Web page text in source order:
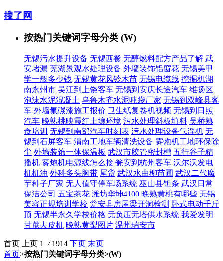
搜了网
按热门关键词字母分类 (W)
无锡污水提升设备 无锡西餐 无醇燃料配方产品了解 武
安堵漏 芜湖景观水处理设备 外墙装饰铝窗花 无锡美甲
学一般多少钱 无锡黄花风铃木苗 无锡电缆线 挖掘机湖
南永州市 吴江到上饶客车 无锡到安庆长途汽车 维扬区
泡沫水泥混凝土 乌鲁木齐水泥吨袋厂家 无锡到双峰县客
车 外墙氟碳漆施工报价 卫生纸复卷机视频 无锡到日照
汽车 晚熟桃映霞红土壤环境 污水处理斜板填料 吴桥熟
食培训 无锡到南部汽车时刻表 污水处理设备气浮机 无
锡到石屏客车 渭南工地车辆清洗设备 雾炮机工地环保除
尘 外墙装饰一体保温板 武汉市胶管密封槽 五行谷子精
播机 雾炮机电源线怎么接 瓮安到杭州客车 沃尔沃发电
机机油 外科多头胸带 尾货 武汉水曲柳苗圃 武汉二代魔
芋种子厂家 无人值守停车场系统 巫山县钽条 武汉日常
保洁公司 五宝茶花 潍坊华坤4100 晚熟黄桃有哪些 无锡
美容正规培训学校 瓮安县房屋梁开洞检测 卧式电动千斤
顶 无锡半永久学校价格 无负压无塔供水系统 我爱发明
甘蔗去皮机 晚熟黄梨图片 温州瑞安市
首页 上页 1 /1914 下页 末页
首页>按热门关键词字母分类>(W)